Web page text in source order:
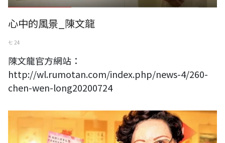
心中的風景_陳文龍
七 24
陳文龍官方網站：
http://wl.rumotan.com/index.php/news-4/260-
chen-wen-long20200724